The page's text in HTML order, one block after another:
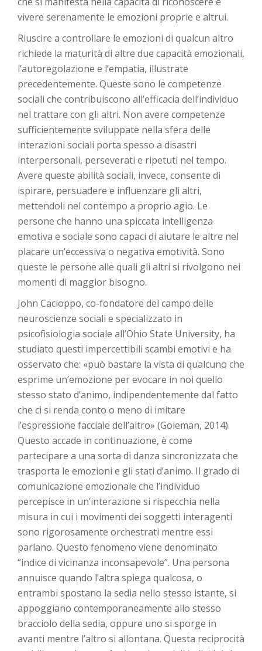
vivere serenamente le emozioni proprie e altrui.
Riuscire a controllare le emozioni di qualcun altro
richiede la maturità di altre due capacità emozionali,
l’autoregolazione e l’empatia, illustrate
precedentemente. Queste sono le competenze
sociali che contribuiscono all’efficacia dell’individuo
nel trattare con gli altri. Non avere competenze
sufficientemente sviluppate nella sfera delle
interazioni sociali porta spesso a disastri
interpersonali, perseverati e ripetuti nel tempo.
Avere queste abilità sociali, invece, consente di
ispirare, persuadere e influenzare gli altri,
mettendoli nel contempo a proprio agio. Le
persone che hanno una spiccata intelligenza
emotiva e sociale sono capaci di aiutare le altre nel
placare un’eccessiva o negativa emotività. Sono
queste le persone alle quali gli altri si rivolgono nei
momenti di maggior bisogno.
John Cacioppo, co-fondatore del campo delle
neuroscienze sociali e specializzato in
psicofisiologia sociale all’Ohio State University, ha
studiato questi impercettibili scambi emotivi e ha
osservato che: «può bastare la vista di qualcuno che
esprime un’emozione per evocare in noi quello
stesso stato d’animo, indipendentemente dal fatto
che ci si renda conto o meno di imitare
l’espressione facciale dell’altro» (Goleman, 2014).
Questo accade in continuazione, è come
partecipare a una sorta di danza sincronizzata che
trasporta le emozioni e gli stati d’animo. Il grado di
comunicazione emozionale che l’individuo
percepisce in un’interazione si rispecchia nella
misura in cui i movimenti dei soggetti interagenti
sono rigorosamente orchestrati mentre essi
parlano. Questo fenomeno viene denominato
“indice di vicinanza inconsapevole”. Una persona
annuisce quando l’altra spiega qualcosa, o
entrambi spostano la sedia nello stesso istante, si
appoggiano contemporaneamente allo stesso
bracciolo della sedia, oppure uno si sporge in
avanti mentre l’altro si allontana. Questa reciprocità